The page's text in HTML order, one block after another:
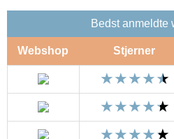
Bedst anmeldte
Webshop Stjerner